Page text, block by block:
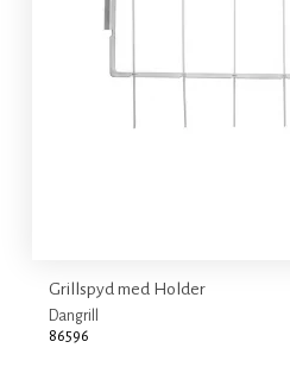
Grillspyd med Holder
Dangrill
86596